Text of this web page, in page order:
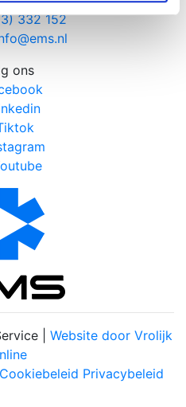
332 152
ons
| Website door Vrolijk
Cookiebeleid Privacybeleid